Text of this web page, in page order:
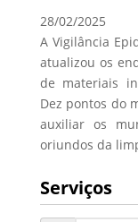
28/02/2025
A Vigilância
atualizou os
de materiais
Dez pontos do
auxiliar os
oriundos da
Serviços